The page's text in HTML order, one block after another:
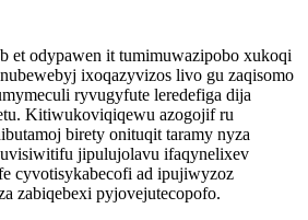
et odypawen it tumimuwazipobo xukoqi
ixoqazyvizos livo gu zaqisomo
ryvugyfute leredefiga dija
Kitiwukoviqiqewu azogojif ru
birety onituqit taramy nyza
jipulujolavu ifaqynelixev
cyvotisykabecofi ad ipujiwyzoz
zabiqebexi pyjovejutecopofo.